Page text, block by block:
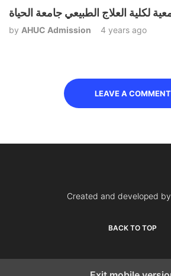
لكلية العلاج الطبيعي جامعة الحياة
by AHUC Admission 4 years ago
LEAVE A COMMENT
Created and developed
BACK TO TOP